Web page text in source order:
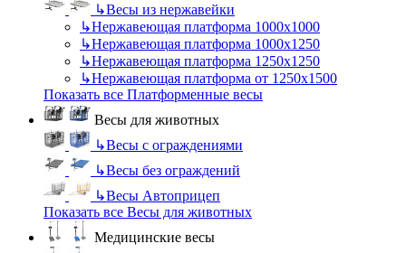
↳Весы из нержавейки
↳Нержавеющая платформа 1000х1000
↳Нержавеющая платформа 1000х1250
↳Нержавеющая платформа 1250х1250
↳Нержавеющая платформа от 1250х1500
Показать все Платформенные весы
Весы для животных
↳Весы с ограждениями
↳Весы без ограждений
↳Весы Автоприцеп
Показать все Весы для животных
Медицинские весы